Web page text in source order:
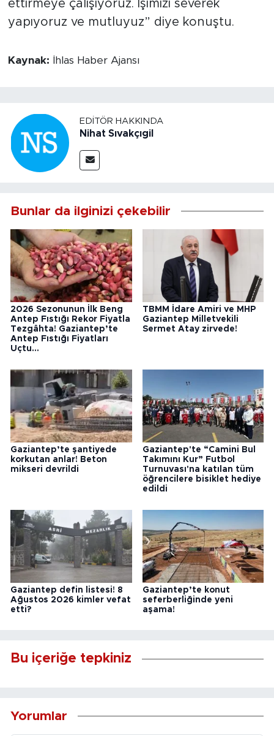
ettirmeye çalışıyoruz. İşimizi severek
yapıyoruz ve mutluyuz” diye konuştu.
Kaynak: İhlas Haber Ajansı
EDITÖR HAKKINDA
Nihat Sıvakçıgil
Bunlar da ilginizi çekebilir
2026 Sezonunun İlk Beng
Antep Fıstığı Rekor Fiyatla
Tezgâhta! Gaziantep’te
Antep Fıstığı Fiyatları
Uçtu...
TBMM İdare Amiri ve MHP
Gaziantep Milletvekili
Sermet Atay zirvede!
Gaziantep’te şantiyede
korkutan anlar! Beton
mikseri devrildi
Gaziantep'te “Camini Bul
Takımını Kur” Futbol
Turnuvası'na katılan tüm
öğrencilere bisiklet hediye
edildi
Gaziantep defin listesi! 8
Ağustos 2026 kimler vefat
etti?
Gaziantep’te konut
seferberliğinde yeni
aşama!
Bu içeriğe tepkiniz
Yorumlar